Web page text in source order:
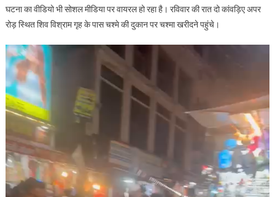
घटना का वीडियो भी सोशल मीडिया पर वायरल हो रहा है। रविवार की रात दो कांवड़िए अपर
रोड़ स्थित शिव विश्राम गृह के पास चश्मे की दुकान पर चश्मा खरीदने पहुंचे।